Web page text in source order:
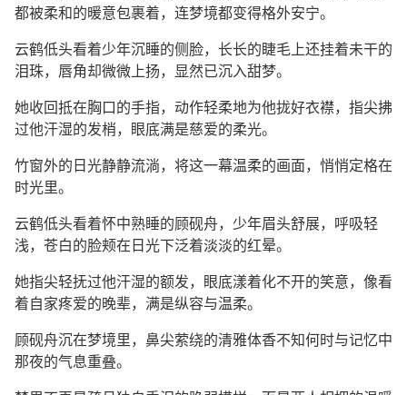
都被柔和的暖意包裹着，连梦境都变得格外安宁。
云鹤低头看着少年沉睡的侧脸，长长的睫毛上还挂着未干的
泪珠，唇角却微微上扬，显然已沉入甜梦。
她收回抵在胸口的手指，动作轻柔地为他拢好衣襟，指尖拂
过他汗湿的发梢，眼底满是慈爱的柔光。
竹窗外的日光静静流淌，将这一幕温柔的画面，悄悄定格在
时光里。
云鹤低头看着怀中熟睡的顾砚舟，少年眉头舒展，呼吸轻
浅，苍白的脸颊在日光下泛着淡淡的红晕。
她指尖轻抚过他汗湿的额发，眼底漾着化不开的笑意，像看
着自家疼爱的晚辈，满是纵容与温柔。
顾砚舟沉在梦境里，鼻尖萦绕的清雅体香不知何时与记忆中
那夜的气息重叠。